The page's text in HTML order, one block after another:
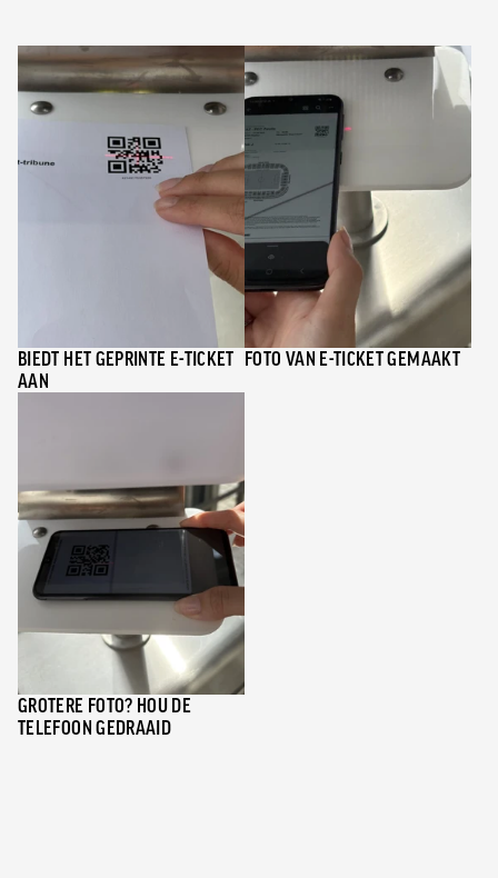
BIEDT HET GEPRINTE E-TICKET
AAN
FOTO VAN E-TICKET GEMAAKT
GROTERE FOTO? HOU DE
TELEFOON GEDRAAID